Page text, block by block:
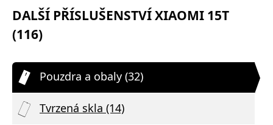
DALŠÍ PŘÍSLUŠENSTVÍ XIAOMI 15T
(116)
Pouzdra a obaly (32)
Tvrzená skla (14)